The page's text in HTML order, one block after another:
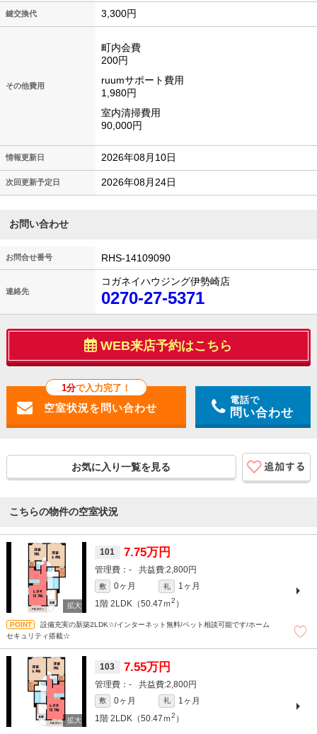
鍵交換代 3,300円
その他費用
町内会費
200円
ruumサポート費用
1,980円
室内清掃費用
90,000円
情報更新日 2026年08月10日
次回更新予定日 2026年08月24日
お問い合わせ
お問合せ番号 RHS-14109090
連絡先
コガネイハウジング伊勢崎店
0270-27-5371
WEB来店予約はこちら
1分で入力完了！
電話で
問い合わせ
お気に入り一覧を見る
こちらの物件の空室状況
101 7.75万円
- 2,800円
敷 0ヶ月 礼
1ヶ月
1階 2LDK（50.47ｍ2 ）
設備充実の新築2LDK☆/インターネット無料/ペット相談可能です/ホーム
セキュリティ搭載☆
103 7.55万円
- 2,800円
敷 0ヶ月 礼
1ヶ月
1階 2LDK（50.47ｍ2 ）